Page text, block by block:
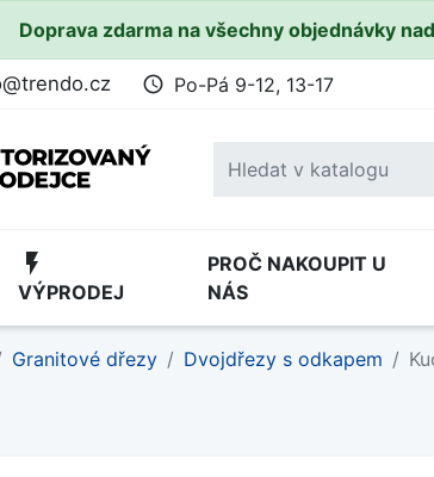
Doprava zdarma na všechny objednávky
access_time Po-Pá 9-12, 13-17
flash_on
VÝPRODEJ
PROČ NAKOUPIT U
NÁS
Granitové dřezy Dvojdřezy s odkapem